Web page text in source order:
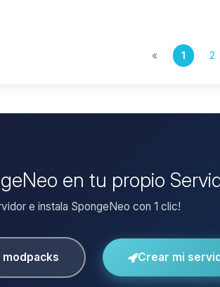
« 1 2
en tu propio
e instala SpongeNeo con 1 clic!
modpacks Crear mi